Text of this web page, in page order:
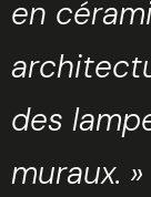
en
des
muraux. »